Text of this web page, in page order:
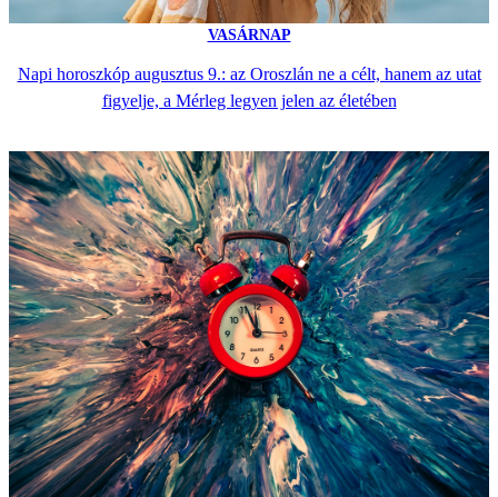
VASÁRNAP
Napi horoszkóp augusztus 9.: az Oroszlán ne a célt, hanem az utat
figyelje, a Mérleg legyen jelen az életében